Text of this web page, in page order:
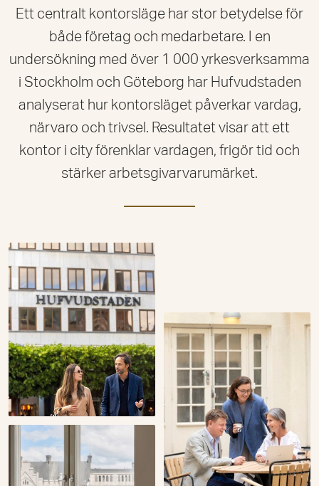
Ett centralt kontorsläge har stor betydelse för
både företag och medarbetare. I en
undersökning med över 1 000 yrkesverksamma
i Stockholm och Göteborg har Hufvudstaden
analyserat hur kontorsläget påverkar vardag,
närvaro och trivsel. Resultatet visar att ett
kontor i city förenklar vardagen, frigör tid och
stärker arbetsgivarvarumärket.